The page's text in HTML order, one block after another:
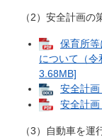
（2）安全計画の
保育所
について（令
3.68MB]
安全計
安全計
（3）自動車を運